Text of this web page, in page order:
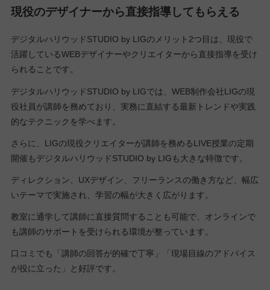
現役のデザイナーから直接指導してもらえる
デジタルハリウッドSTUDIO by LIGのメリット2つ目は、現役で
活躍しているWEBデザイナーやクリエイターから直接指導を受け
られることです。
デジタルハリウッドSTUDIO by LIGでは、WEB制作会社LIGの現
役社員が講師を務めており、実務に直結する最新トレンドや実践
的なテクニックを学べます。
さらに、LIGの現役クリエイターが講師を務めるLIVE授業の定期
開催もデジタルハリウッドSTUDIO by LIGも大きな特徴です。
ディレクション、UXデザイン、フリーランスの働き方など、幅広
いテーマで実施され、学習の幅が大きく広がります。
教室に通学して講師に直接質問することも可能で、オンラインで
も講師のサポートを受けられる環境が整っています。
口コミでも「講師の回答が的確で丁寧」「現場目線のアドバイス
が役に立った」と好評です。